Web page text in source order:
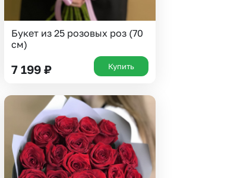
Букет из 25 розовых роз (70
см)
7 199 ₽ Купить